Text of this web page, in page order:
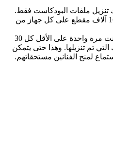
تنزيل ملفات البودكاست فقط.
يمكنك تنزيل ما يصل إلى 10 آلاف مقطع على كل جهاز من
عليك الاتصال بشبكة الإنترنت مرة واحدة على الأقل كل 30
تم تنزيلها. وهذا حتى يتمكن